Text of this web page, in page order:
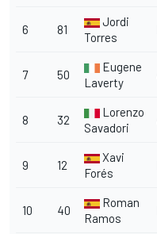
6 81
Jordi
Torres
7 50
Eugene
Laverty
8 32
Lorenzo
Savadori
9 12
Xavi
Forés
10 40
Roman
Ramos